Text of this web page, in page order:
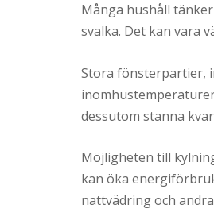
Många hushåll
svalka. Det kan vara
Stora fönsterpartier,
dessutom stanna
Möjligheten till
kan öka
nattvädring och